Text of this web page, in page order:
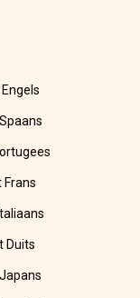
Frans
Duits